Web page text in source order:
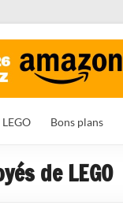
Bons plans
de LEGO